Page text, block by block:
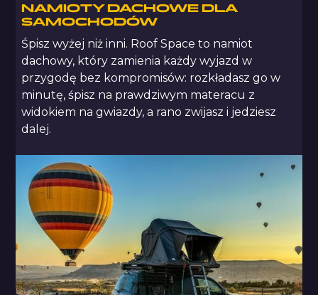
NAMIOTY DACHOWE DLA
SAMOCHODÓW
Śpisz wyżej niż inni. Roof Space to namiot
dachowy, który zamienia każdy wyjazd w
przygodę bez kompromisów: rozkładasz go w
minutę, śpisz na prawdziwym materacu z
widokiem na gwiazdy, a rano zwijasz i jedziesz
dalej.